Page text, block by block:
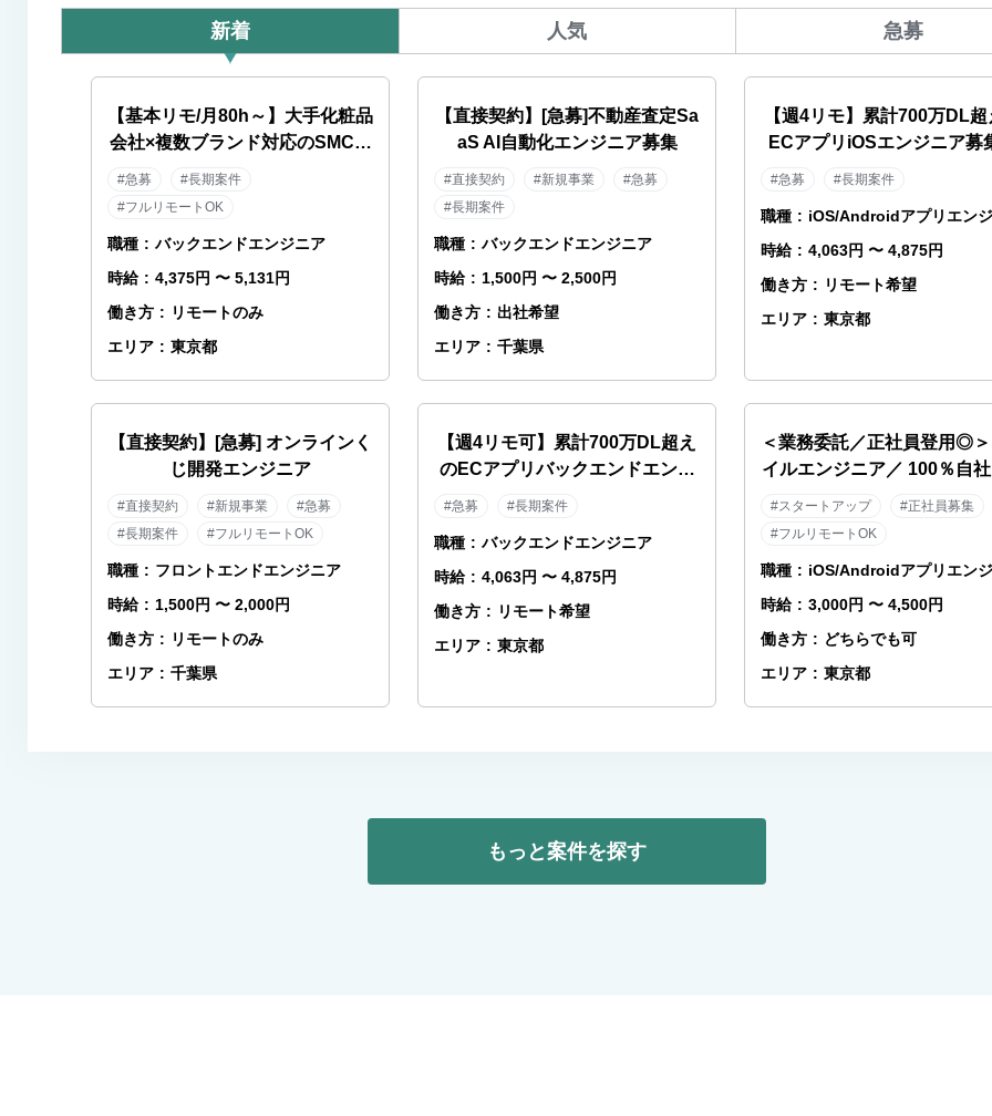
新着 人気 急募
【基本リモ/月80h～】大手化粧品
会社×複数ブランド対応のSMCエ
ンジニア
#急募
#長期案件
#フルリモートOK
職種 : バックエンドエンジニア
時給 : 4,375円 〜 5,131円
働き方 : リモートのみ
エリア : 東京都
【直接契約】[急募]不動産査定Sa
aS AI自動化エンジニア募集
#直接契約 #新規事業
#急募
#長期案件
職種 : バックエンドエンジニア
時給 : 1,500円 〜 2,500円
働き方 : 出社希望
エリア : 千葉県
【週4リモ】累計700万DL
ECアプリiOSエンジニア募
#急募 #長期案件
職種 : iOS/Androidアプリエン
時給 : 4,063円 〜 4,875円
働き方 : リモート希望
エリア : 東京都
【直接契約】[急募] オンラインく
じ開発エンジニア
#直接契約 #新規事業
#急募
#長期案件
#フルリモートOK
職種 : フロントエンドエンジニア
時給 : 1,500円 〜 2,000円
働き方 : リモートのみ
エリア : 千葉県
【週4リモ可】累計700万DL超え
のECアプリバックエンドエンジ
ニア募集！
#急募 #長期案件
職種 : バックエンドエンジニア
時給 : 4,063円 〜 4,875円
働き方 : リモート希望
エリア : 東京都
＜業務委託／正社員登用◎
イルエンジニア／ 100％自
◆スポーツ×AI◆野球テック
#スタートアップ
#正社員募集
#フルリモートOK
職種 : iOS/Androidアプリエン
時給 : 3,000円 〜 4,500円
働き方 : どちらでも可
エリア : 東京都
もっと案件を探す